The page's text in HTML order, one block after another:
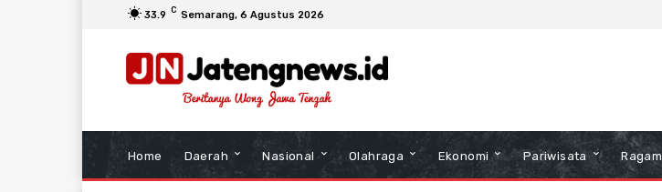
33.9 C Semarang, 6 Agustus 2026
Home Daerah Nasional Olahraga Ekonomi Pariwisata Ragam